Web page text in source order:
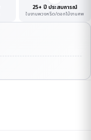
25+ ปี ประสบการณ์
ในงานพวงหรีด/ดอกไม้งานศพ